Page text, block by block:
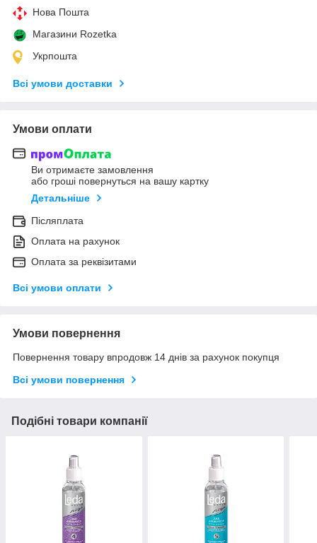
Нова Пошта
Магазини Rozetka
Укрпошта
Всі умови доставки
Умови оплати
Ви отримаєте замовлення
або гроші повернуться на вашу картку
Детальніше
Післяплата
Оплата на рахунок
Оплата за реквізитами
Всі умови оплати
Умови повернення
Повернення товару впродовж 14 днів за рахунок покупця
Всі умови повернення
Подібні товари компанії